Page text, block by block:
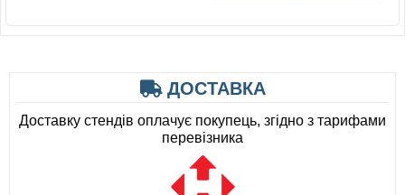
ДОСТАВКА
Доставку стендів оплачує покупець, згідно з тарифами
перевізника